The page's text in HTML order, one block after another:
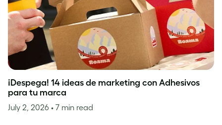
¡Despega! 14 ideas de marketing con Adhesivos
para tu marca
July 2, 2026 • 7 min read